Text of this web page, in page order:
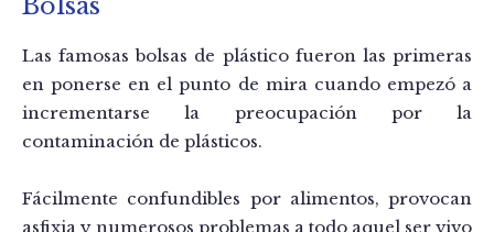
Bolsas
Las famosas bolsas de plástico fueron las primeras
en ponerse en el punto de mira cuando empezó a
incrementarse la preocupación por la
contaminación de plásticos.
Fácilmente confundibles por alimentos, provocan
asfixia y numerosos problemas a todo aquel ser vivo